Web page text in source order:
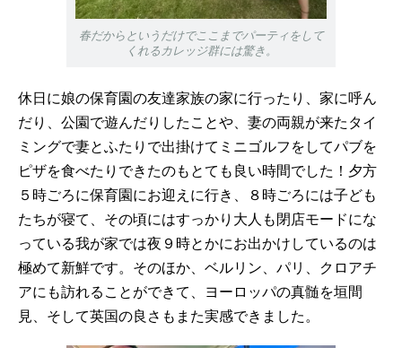
春だからというだけでここまでパーティをして
くれるカレッジ群には驚き。
休日に娘の保育園の友達家族の家に行ったり、家に呼ん
だり、公園で遊んだりしたことや、妻の両親が来たタイ
ミングで妻とふたりで出掛けてミニゴルフをしてパブを
ピザを食べたりできたのもとても良い時間でした！夕方
５時ごろに保育園にお迎えに行き、８時ごろには子ども
たちが寝て、その頃にはすっかり大人も閉店モードにな
っている我が家では夜９時とかにお出かけしているのは
極めて新鮮です。そのほか、ベルリン、パリ、クロアチ
アにも訪れることができて、ヨーロッパの真髄を垣間
見、そして英国の良さもまた実感できました。